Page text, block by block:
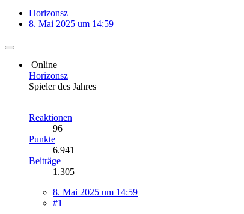
Horizonsz
8. Mai 2025 um 14:59
Online
Horizonsz
Spieler des Jahres
Reaktionen
96
Punkte
6.941
Beiträge
1.305
8. Mai 2025 um 14:59
#1